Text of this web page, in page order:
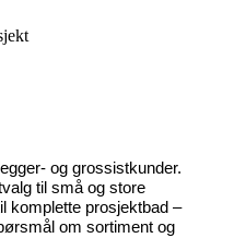
og grossistkunder.
til små og store
komplette prosjektbad –
om sortiment og